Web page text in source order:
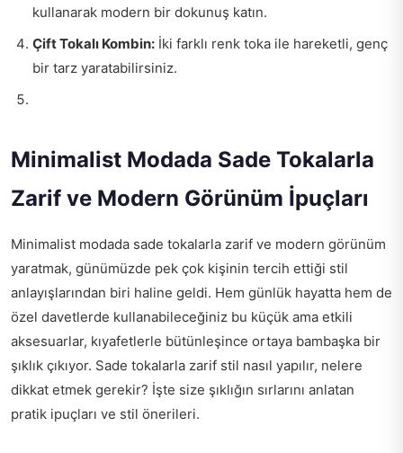
kullanarak modern bir dokunuş katın.
Çift Tokalı Kombin: İki farklı renk toka ile hareketli, genç
bir tarz yaratabilirsiniz.
Minimalist Modada Sade Tokalarla
Zarif ve Modern Görünüm İpuçları
Minimalist modada sade tokalarla zarif ve modern görünüm
yaratmak, günümüzde pek çok kişinin tercih ettiği stil
anlayışlarından biri haline geldi. Hem günlük hayatta hem de
özel davetlerde kullanabileceğiniz bu küçük ama etkili
aksesuarlar, kıyafetlerle bütünleşince ortaya bambaşka bir
şıklık çıkıyor. Sade tokalarla zarif stil nasıl yapılır, nelere
dikkat etmek gerekir? İşte size şıklığın sırlarını anlatan
pratik ipuçları ve stil önerileri.